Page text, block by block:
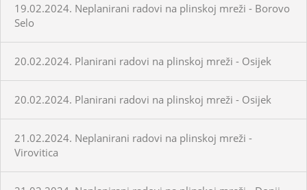
19.02.2024. Neplanirani radovi na plinskoj mreži - Borovo
Selo
20.02.2024. Planirani radovi na plinskoj mreži - Osijek
20.02.2024. Planirani radovi na plinskoj mreži - Osijek
21.02.2024. Neplanirani radovi na plinskoj mreži -
Virovitica